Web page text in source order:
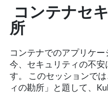
コンテナセ
所
コンテナでのアプリケ
今、セキュリティの不
す。 このセッションで
ィの勘所」と題して、